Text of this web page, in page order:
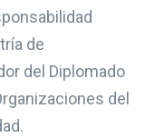
de
del Diplomado
del